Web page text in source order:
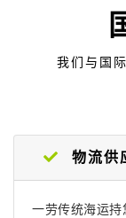
我们与国
物流供
一劳传统海运